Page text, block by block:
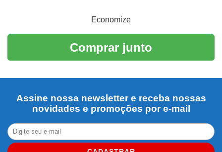
Economize
Comprar junto
Assine nossa newsletter e receba nossas
novidades e promoções por e-mail